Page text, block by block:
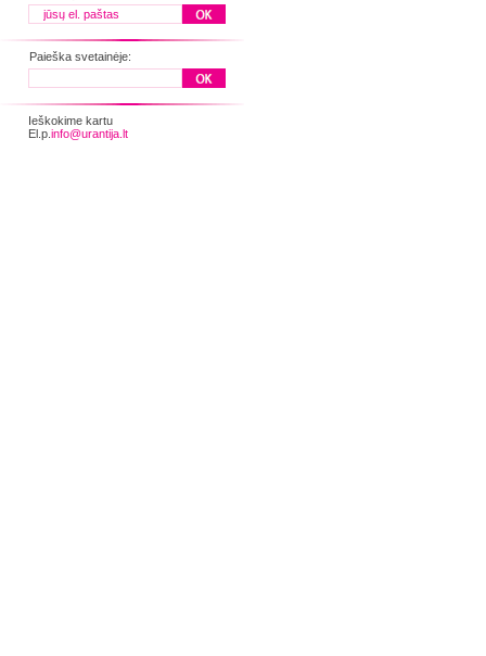
Paieška svetainėje:
Ieškokime kartu
El.p. info@urantija.lt